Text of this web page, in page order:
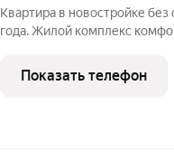
Квартира в новостройке
года. Жилой комплекс
уже работает: поликлиники,
гипермаркет,
Показать телефон